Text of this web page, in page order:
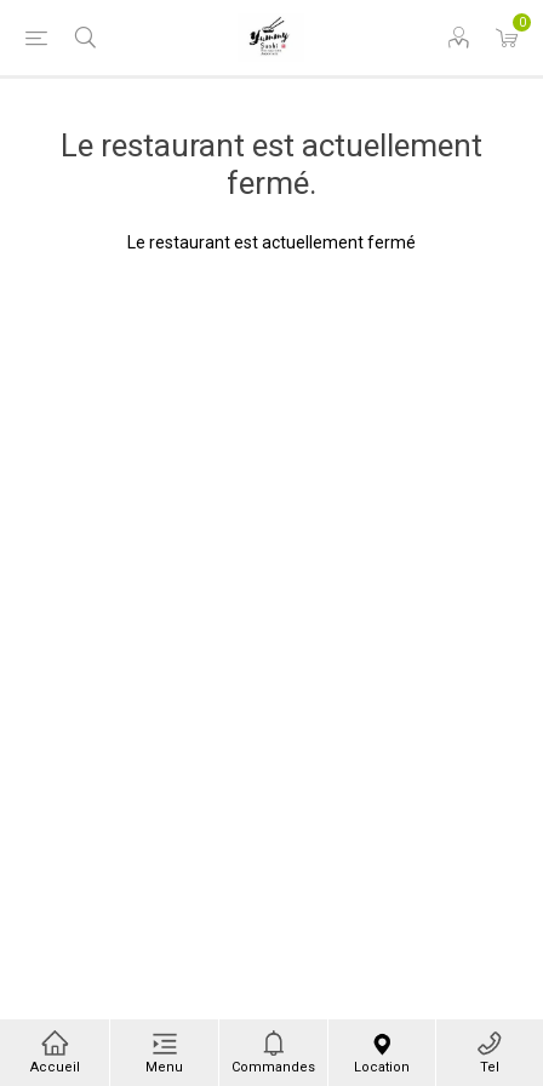
0
Le restaurant est actuellement
fermé.
Le restaurant est actuellement fermé
Accueil Menu Commandes Location Tel